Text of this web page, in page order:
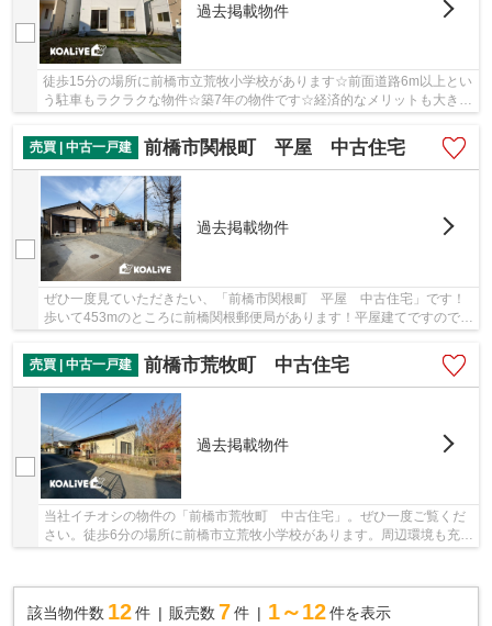
過去掲載物件
徒歩15分の場所に前橋市立荒牧小学校があります☆前面道路6m以上とい
う駐車もラクラクな物件☆築7年の物件です☆経済的なメリットも大き
売買 | 中古一戸建
前橋市関根町 平屋 中古住宅
過去掲載物件
ぜひ一度見ていただきたい、「前橋市関根町 平屋 中古住宅」です！
歩いて453mのところに前橋関根郵便局があります！平屋建てですので、
売買 | 中古一戸建
前橋市荒牧町 中古住宅
過去掲載物件
当社イチオシの物件の「前橋市荒牧町 中古住宅」。ぜひ一度ご覧くだ
さい。徒歩6分の場所に前橋市立荒牧小学校があります。周辺環境も充実
している中古の戸建て物件です。広々とした平...
該当物件数 12件 販売数 7 件 1～12 件を表示